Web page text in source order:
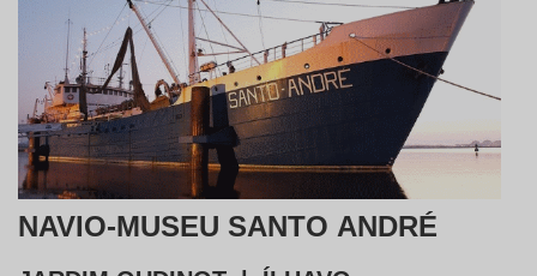
PRODUTOS
NAVIO-MUSEU SANTO ANDRÉ